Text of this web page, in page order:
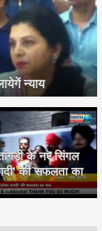
न्याय
के नए सिंगल
की सफलता का